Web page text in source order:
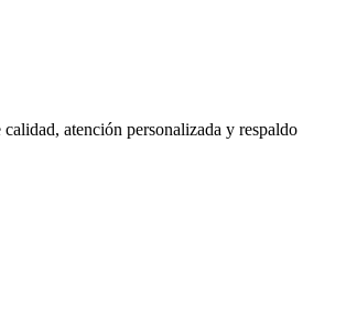
atención personalizada y respaldo